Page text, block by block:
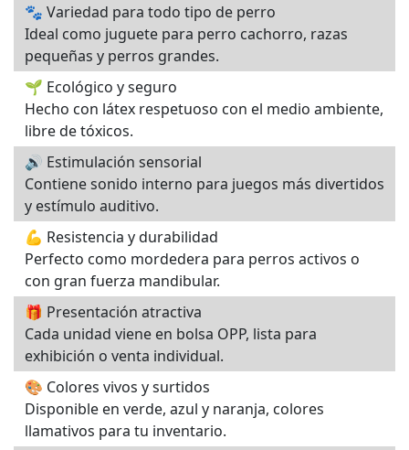
🐾 Variedad para todo tipo de perro
Ideal como juguete para perro cachorro, razas
pequeñas y perros grandes.
🌱 Ecológico y seguro
Hecho con látex respetuoso con el medio ambiente,
libre de tóxicos.
🔊 Estimulación sensorial
Contiene sonido interno para juegos más divertidos
y estímulo auditivo.
💪 Resistencia y durabilidad
Perfecto como mordedera para perros activos o
con gran fuerza mandibular.
🎁 Presentación atractiva
Cada unidad viene en bolsa OPP, lista para
exhibición o venta individual.
🎨 Colores vivos y surtidos
Disponible en verde, azul y naranja, colores
llamativos para tu inventario.